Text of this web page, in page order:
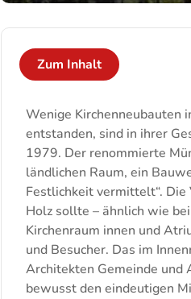
Zum Inhalt
Wenige Kirchenneubauten
entstanden, sind in ihrer
1979. Der renommierte
ländlichen Raum, ein
Festlichkeit vermittelt“.
Holz sollte – ähnlich wie
Kirchenraum innen und
und Besucher. Das im
Architekten Gemeinde und
bewusst den eindeutigen